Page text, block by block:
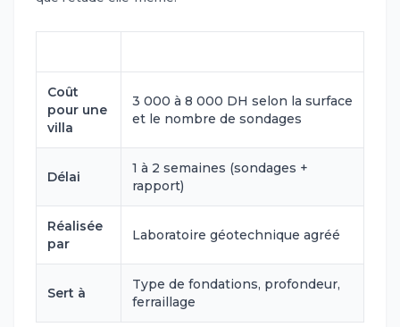
Coût
pour une
villa
3 000 à 8 000 DH selon la surface
et le nombre de sondages
Délai
1 à 2 semaines (sondages +
rapport)
Réalisée
par
Laboratoire géotechnique agréé
Sert à
Type de fondations, profondeur,
ferraillage